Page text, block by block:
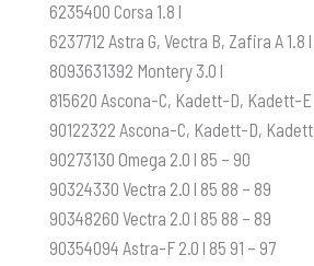
6235400 Corsa 1.8 l
6237712 Astra G, Vectra B, Zafira A 1.8 l
8093631392 Montery 3.0 l
815620 Ascona-C, Kadett-D, Kadett-E
90122322 Ascona-C, Kadett-D,
90273130 Omega 2.0 l 85 – 90
90324330 Vectra 2.0 l 85 88 – 89
90348260 Vectra 2.0 l 85 88 – 89
90354094 Astra-F 2.0 l 85 91 – 97